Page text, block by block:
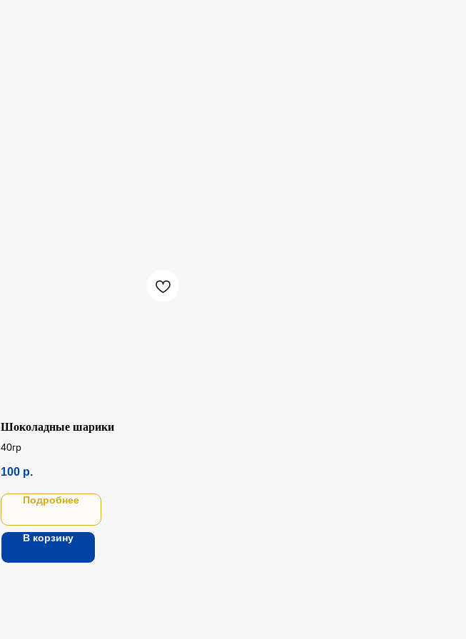
Шоколадные шарики
40гр
100 р.
Подробнее
В корзину